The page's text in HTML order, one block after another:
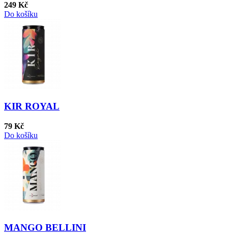
249 Kč
Do košíku
KIR ROYAL
79 Kč
Do košíku
MANGO BELLINI